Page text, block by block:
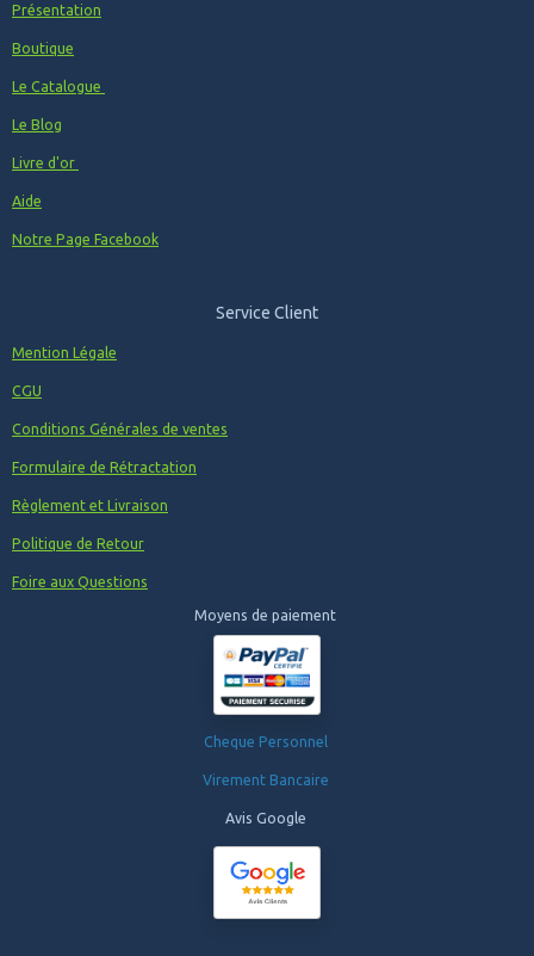
Présentation
Boutique
Le Catalogue
Le Blog
Livre d'or
Aide
Notre Page Facebook
Service Client
Mention Légale
CGU
Conditions Générales de ventes
Formulaire de Rétractation
Règlement et Livraison
Politique de Retour
Foire aux Questions
Moyens de paiement
Cheque Personnel
Virement Bancaire
Avis Google